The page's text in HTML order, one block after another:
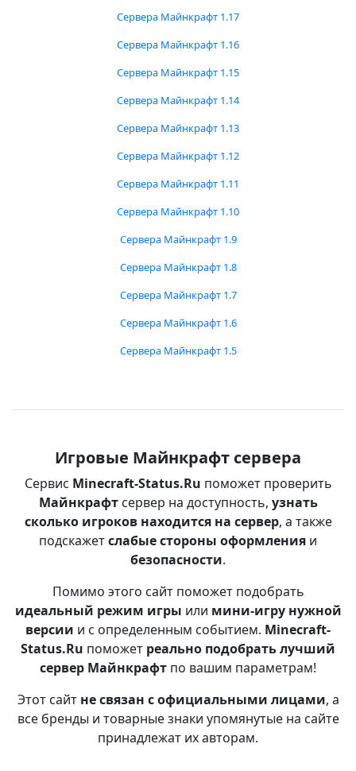
Сервера Майнкрафт 1.17
Сервера Майнкрафт 1.16
Сервера Майнкрафт 1.15
Сервера Майнкрафт 1.14
Сервера Майнкрафт 1.13
Сервера Майнкрафт 1.12
Сервера Майнкрафт 1.11
Сервера Майнкрафт 1.10
Сервера Майнкрафт 1.9
Сервера Майнкрафт 1.8
Сервера Майнкрафт 1.7
Сервера Майнкрафт 1.6
Сервера Майнкрафт 1.5
Игровые Майнкрафт сервера
Сервис Minecraft-Status.Ru поможет проверить
Майнкрафтсервер на доступность, узнать
сколько игроков находится на сервер, а также
подскажетслабые стороны оформления и
безопасности.
Помимо этого сайт поможет подобрать
идеальный режим игры или мини-игру нужной
версии и с определенным событием. Minecraft-
Status.Ru поможет реально подобрать лучший
сервер Майнкрафт по вашим параметрам!
Этот сайт не связан с официальными лицами, а
все бренды и товарные знаки упомянутые на сайте
принадлежат их авторам.